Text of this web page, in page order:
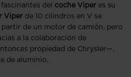
del coche Viper es su
Viper de 10 cilindros en V se
de un motor de camión, pero
a la colaboración de
propiedad de Chrysler—,
de aluminio.